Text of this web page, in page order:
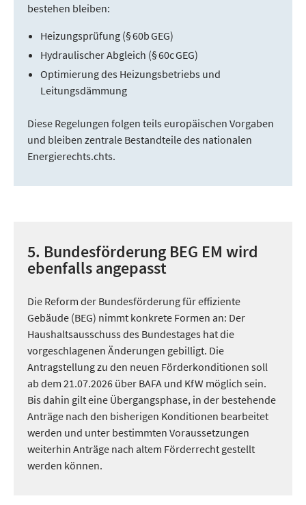
bestehen bleiben:
Heizungsprüfung (§ 60b GEG)
Hydraulischer Abgleich (§ 60c GEG)
Optimierung des Heizungsbetriebs und
Leitungsdämmung
Diese Regelungen folgen teils europäischen Vorgaben
und bleiben zentrale Bestandteile des nationalen
Energierechts.chts.
5. Bundesförderung BEG EM wird
ebenfalls angepasst
Die Reform der Bundesförderung für effiziente
Gebäude (BEG) nimmt konkrete Formen an: Der
Haushaltsausschuss des Bundestages hat die
vorgeschlagenen Änderungen gebilligt. Die
Antragstellung zu den neuen Förderkonditionen soll
ab dem 21.07.2026 über BAFA und KfW möglich sein.
Bis dahin gilt eine Übergangsphase, in der bestehende
Anträge nach den bisherigen Konditionen bearbeitet
werden und unter bestimmten Voraussetzungen
weiterhin Anträge nach altem Förderrecht gestellt
werden können.